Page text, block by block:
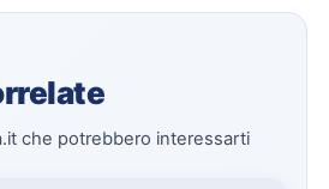
che potrebbero interessarti